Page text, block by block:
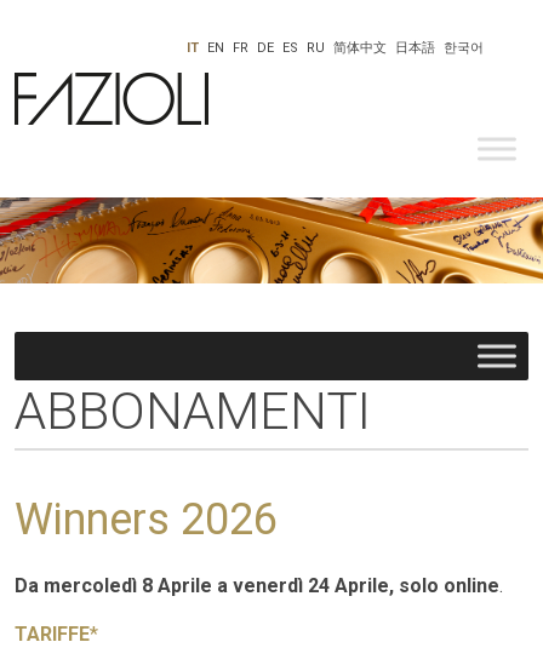
한국어
日本語
IT EN FR DE ES RU 简体中文
ABBONAMENTI
Winners 2026
Da mercoledì 8 Aprile a venerdì 24 Aprile, solo online.
TARIFFE*